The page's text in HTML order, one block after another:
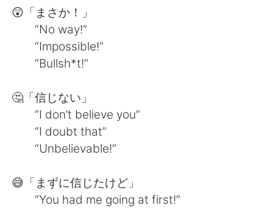
😲「まさか！」
“No way!”
“Impossible!”
“Bullsh*t!”
🤔「信じない」
“I don’t believe you”
“I doubt that”
“Unbelievable!”
😅「まずに信じたけど」
“You had me going at first!”